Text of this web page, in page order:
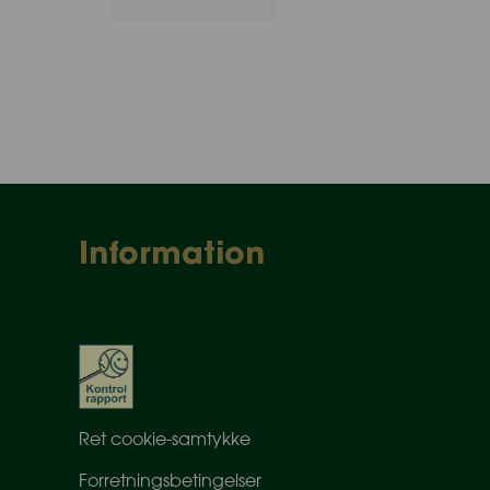
Information
Ret cookie-samtykke
Forretningsbetingelser